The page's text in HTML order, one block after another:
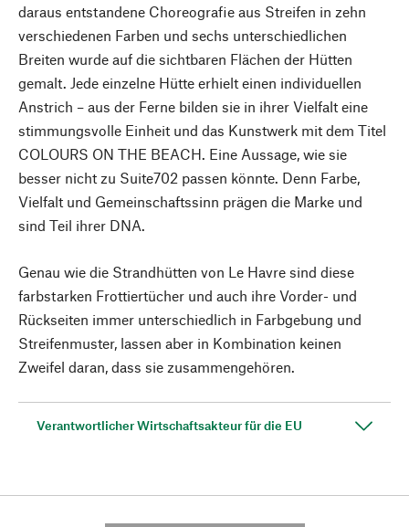
daraus entstandene Choreografie aus Streifen in zehn
verschiedenen Farben und sechs unterschiedlichen
Breiten wurde auf die sichtbaren Flächen der Hütten
gemalt. Jede einzelne Hütte erhielt einen individuellen
Anstrich – aus der Ferne bilden sie in ihrer Vielfalt eine
stimmungsvolle Einheit und das Kunstwerk mit dem Titel
COLOURS ON THE BEACH. Eine Aussage, wie sie
besser nicht zu Suite702 passen könnte. Denn Farbe,
Vielfalt und Gemeinschaftssinn prägen die Marke und
sind Teil ihrer DNA.
Genau wie die Strandhütten von Le Havre sind diese
farbstarken Frottiertücher und auch ihre Vorder- und
Rückseiten immer unterschiedlich in Farbgebung und
Streifenmuster, lassen aber in Kombination keinen
Zweifel daran, dass sie zusammengehören.
Verantwortlicher Wirtschaftsakteur für die EU